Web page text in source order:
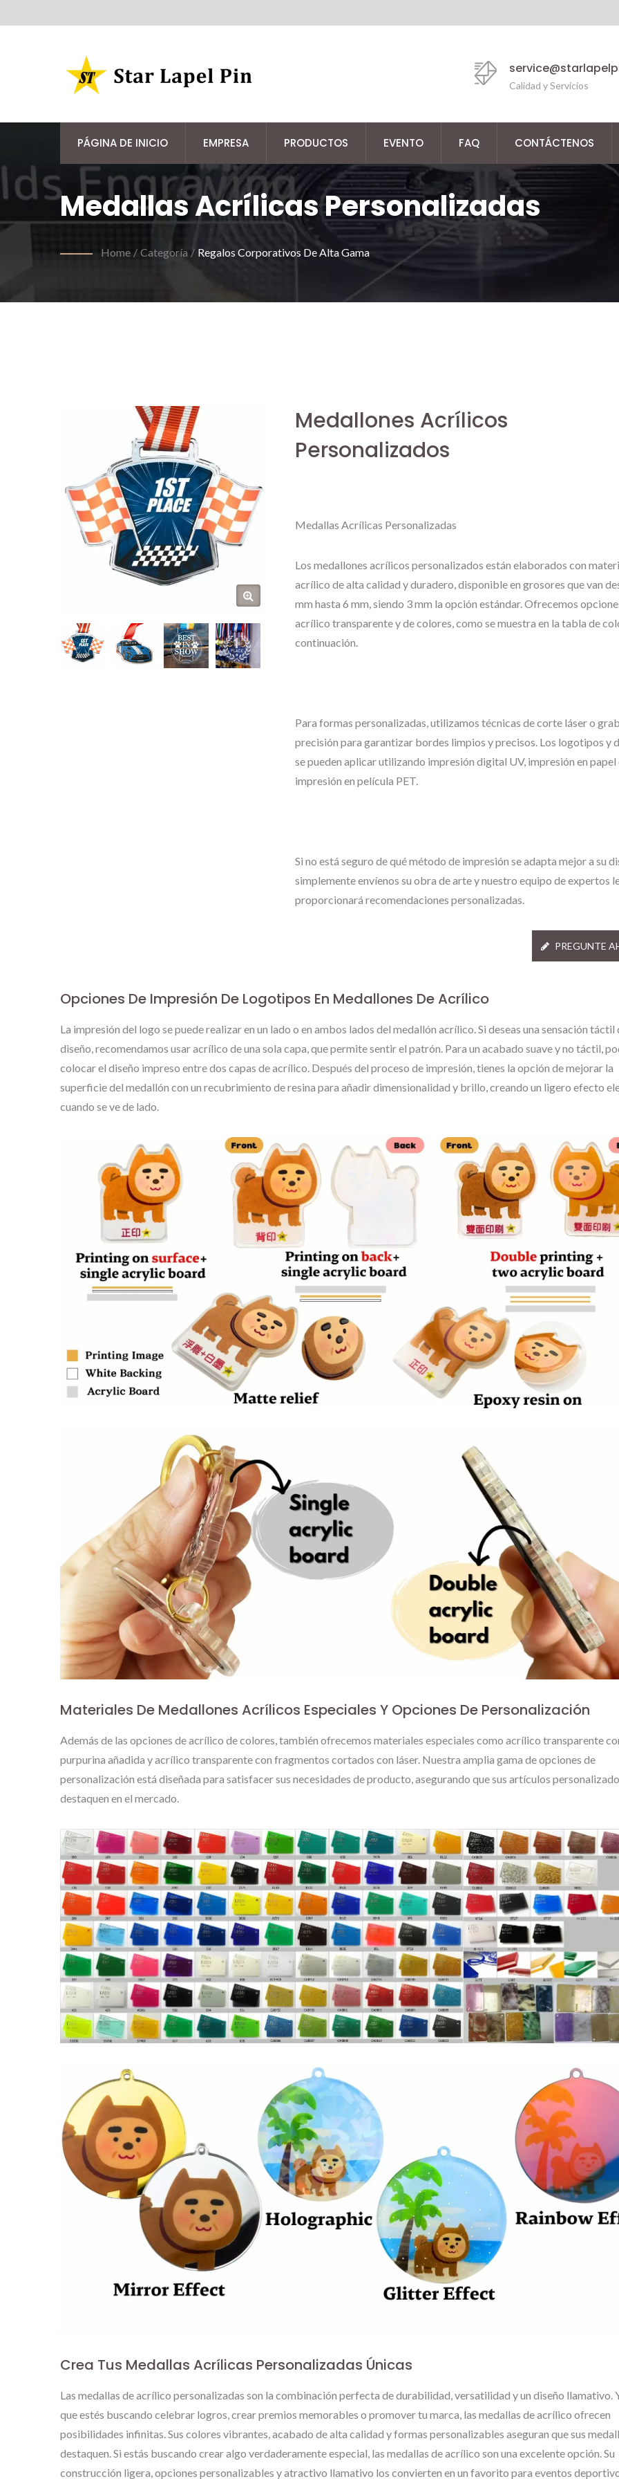
Calidad y Servicios
PÁGINA DE INICIO EMPRESA PRODUCTOS EVENTO FAQ CONTÁCTENOS
Medallas Acrílicas Personalizadas
Home / Categoría / Regalos Corporativos De Alta Gama
Medallones Acrílicos
Personalizados
Medallas Acrílicas Personalizadas
Los medallones acrílicos personalizados están elaborados con
acrílico de alta calidad y duradero, disponible en grosores que van
mm hasta 6 mm, siendo 3 mm la opción estándar. Ofrecemos
acrílico transparente y de colores, como se muestra en la tabla de
continuación.
Para formas personalizadas, utilizamos técnicas de corte láser o
precisión para garantizar bordes limpios y precisos. Los logotipos y
se pueden aplicar utilizando impresión digital UV, impresión en papel
impresión en película PET.
Si no está seguro de qué método de impresión se adapta mejor a su
simplemente envíenos su obra de arte y nuestro equipo de expertos
proporcionará recomendaciones personalizadas.
PREGUNTE
Opciones De Impresión De Logotipos En Medallones De Acrílico
La impresión del logo se puede realizar en un lado o en ambos lados del medallón acrílico. Si deseas una sensación táctil
diseño, recomendamos usar acrílico de una sola capa, que permite sentir el patrón. Para un acabado suave y no táctil,
colocar el diseño impreso entre dos capas de acrílico. Después del proceso de impresión, tienes la opción de mejorar la
superficie del medallón con un recubrimiento de resina para añadir dimensionalidad y brillo, creando un ligero efecto
cuando se ve de lado.
Materiales De Medallones Acrílicos Especiales Y Opciones De Personalización
Además de las opciones de acrílico de colores, también ofrecemos materiales especiales como acrílico transparente
purpurina añadida y acrílico transparente con fragmentos cortados con láser. Nuestra amplia gama de opciones de
personalización está diseñada para satisfacer sus necesidades de producto, asegurando que sus artículos
destaquen en el mercado.
Crea Tus Medallas Acrílicas Personalizadas Únicas
Las medallas de acrílico personalizadas son la combinación perfecta de durabilidad, versatilidad y un diseño llamativo.
que estés buscando celebrar logros, crear premios memorables o promover tu marca, las medallas de acrílico ofrecen
posibilidades infinitas. Sus colores vibrantes, acabado de alta calidad y formas personalizables aseguran que sus
destaquen. Si estás buscando crear algo verdaderamente especial, las medallas de acrílico son una excelente opción. Su
construcción ligera, opciones personalizables y atractivo llamativo los convierten en un favorito para eventos
Etiquetas De
Personalizadas